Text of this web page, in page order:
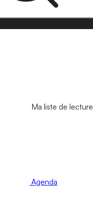
Ma liste de lecture
Agenda